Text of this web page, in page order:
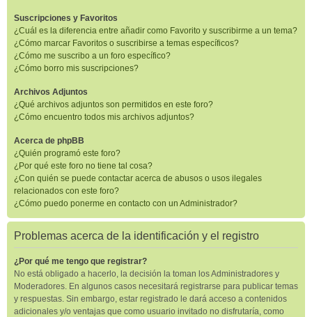
Suscripciones y Favoritos
¿Cuál es la diferencia entre añadir como Favorito y suscribirme a un tema?
¿Cómo marcar Favoritos o suscribirse a temas específicos?
¿Cómo me suscribo a un foro específico?
¿Cómo borro mis suscripciones?
Archivos Adjuntos
¿Qué archivos adjuntos son permitidos en este foro?
¿Cómo encuentro todos mis archivos adjuntos?
Acerca de phpBB
¿Quién programó este foro?
¿Por qué este foro no tiene tal cosa?
¿Con quién se puede contactar acerca de abusos o usos ilegales
relacionados con este foro?
¿Cómo puedo ponerme en contacto con un Administrador?
Problemas acerca de la identificación y el registro
¿Por qué me tengo que registrar?
No está obligado a hacerlo, la decisión la toman los Administradores y
Moderadores. En algunos casos necesitará registrarse para publicar temas
y respuestas. Sin embargo, estar registrado le dará acceso a contenidos
adicionales y/o ventajas que como usuario invitado no disfrutaría, como